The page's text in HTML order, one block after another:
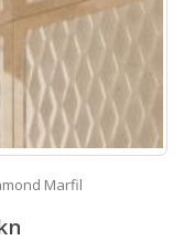
Marfil